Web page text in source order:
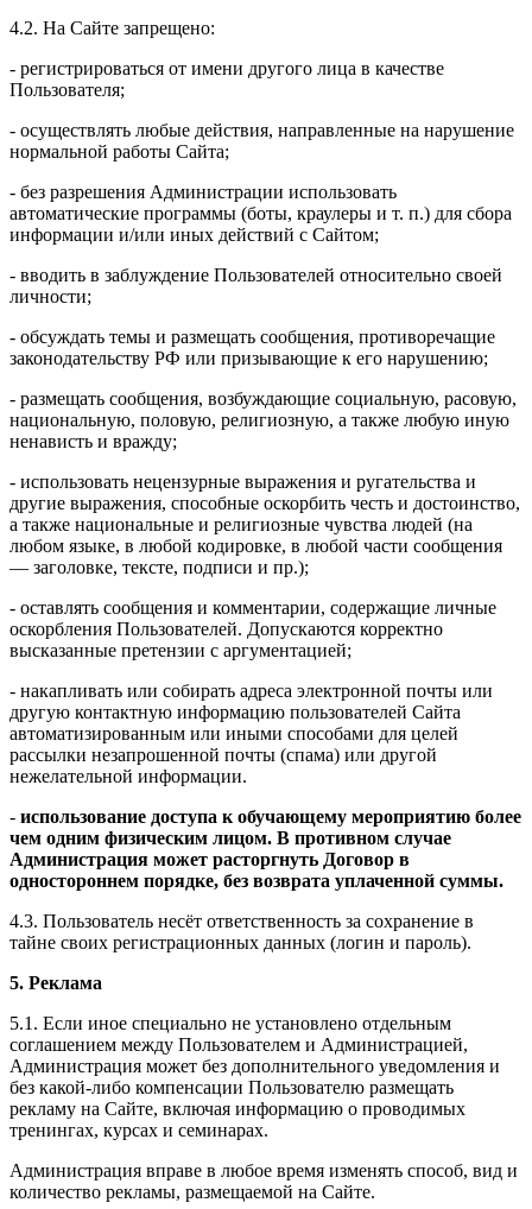
4.2. На Сайте запрещено:
- регистрироваться от имени другого лица в качестве
Пользователя;
- осуществлять любые действия, направленные на нарушение
нормальной работы Сайта;
- без разрешения Администрации использовать
автоматические программы (боты, краулеры и т. п.) для сбора
информации и/или иных действий с Сайтом;
- вводить в заблуждение Пользователей относительно своей
личности;
- обсуждать темы и размещать сообщения, противоречащие
законодательству РФ или призывающие к его нарушению;
- размещать сообщения, возбуждающие социальную, расовую,
национальную, половую, религиозную, а также любую иную
ненависть и вражду;
- использовать нецензурные выражения и ругательства и
другие выражения, способные оскорбить честь и достоинство,
а также национальные и религиозные чувства людей (на
любом языке, в любой кодировке, в любой части сообщения
— заголовке, тексте, подписи и пр.);
- оставлять сообщения и комментарии, содержащие личные
оскорбления Пользователей. Допускаются корректно
высказанные претензии с аргументацией;
- накапливать или собирать адреса электронной почты или
другую контактную информацию пользователей Сайта
автоматизированным или иными способами для целей
рассылки незапрошенной почты (спама) или другой
нежелательной информации.
- использование доступа к обучающему мероприятию более
чем одним физическим лицом. В противном случае
Администрация может расторгнуть Договор в
одностороннем порядке, без возврата уплаченной суммы.
4.3. Пользователь несёт ответственность за сохранение в
тайне своих регистрационных данных (логин и пароль).
5. Реклама
5.1. Если иное специально не установлено отдельным
соглашением между Пользователем и Администрацией,
Администрация может без дополнительного уведомления и
без какой-либо компенсации Пользователю размещать
рекламу на Сайте, включая информацию о проводимых
тренингах, курсах и семинарах.
Администрация вправе в любое время изменять способ, вид и
количество рекламы, размещаемой на Сайте.